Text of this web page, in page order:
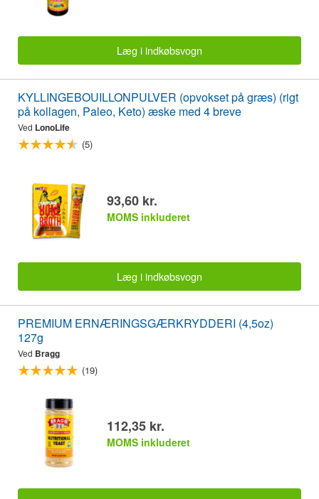
Læg i indkøbsvogn
KYLLINGEBOUILLONPULVER (opvokset på græs) (rigt
på kollagen, Paleo, Keto) æske med 4 breve
Ved LonoLife
(5)
93,60 kr.
MOMS inkluderet
Læg i indkøbsvogn
PREMIUM ERNÆRINGSGÆRKRYDDERI (4,5oz)
127g
Ved Bragg
(19)
112,35 kr.
MOMS inkluderet